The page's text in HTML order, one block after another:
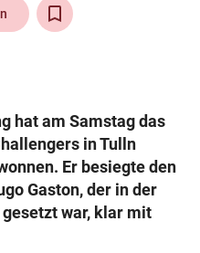
2026
hat am Samstag das
in Tulln
Er besiegte den
Gaston, der in der
war, klar mit